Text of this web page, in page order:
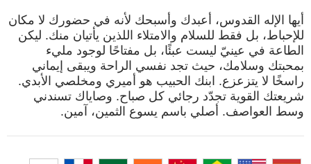
أيها الإله القدوس، أعبدك وأسبحك لأنه في حضورك لا مكان
للإحباط، بل فقط للسلام والامتلاء اللذين يأتيان منك. ليكن
الطاعة في عينيّ ليست عبئًا، بل مفتاحًا لوجود مليء
بمحبتك وسلامك، حيث تجد نفسي الراحة ويبقى إيماني
راسخًا لا يتزعزع. ابنك الحبيب هو أميري ومخلصي الأبدي.
شريعتك القوية تجدّد رجائي كل صباح. وصاياك تسندني
وسط العواصف. أصلي باسم يسوع الثمين، آمين.